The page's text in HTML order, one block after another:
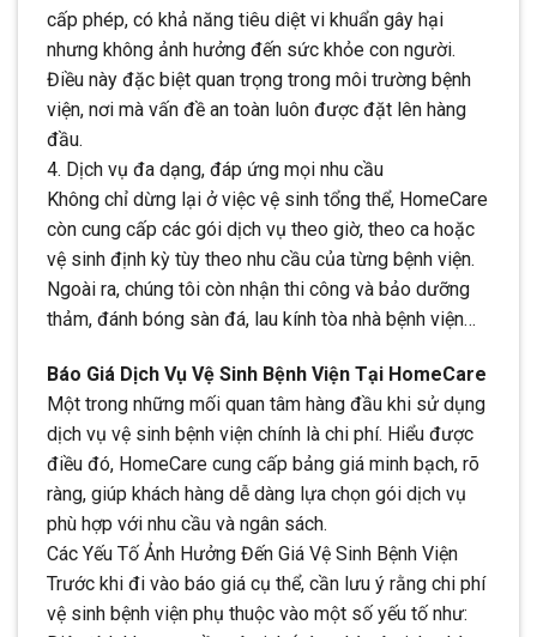
cấp phép, có khả năng tiêu diệt vi khuẩn gây hại
nhưng không ảnh hưởng đến sức khỏe con người.
Điều này đặc biệt quan trọng trong môi trường bệnh
viện, nơi mà vấn đề an toàn luôn được đặt lên hàng
đầu.
4. Dịch vụ đa dạng, đáp ứng mọi nhu cầu
Không chỉ dừng lại ở việc vệ sinh tổng thể, HomeCare
còn cung cấp các gói dịch vụ theo giờ, theo ca hoặc
vệ sinh định kỳ tùy theo nhu cầu của từng bệnh viện.
Ngoài ra, chúng tôi còn nhận thi công và bảo dưỡng
thảm, đánh bóng sàn đá, lau kính tòa nhà bệnh viện…
Báo Giá Dịch Vụ Vệ Sinh Bệnh Viện Tại HomeCare
Một trong những mối quan tâm hàng đầu khi sử dụng
dịch vụ vệ sinh bệnh viện chính là chi phí. Hiểu được
điều đó, HomeCare cung cấp bảng giá minh bạch, rõ
ràng, giúp khách hàng dễ dàng lựa chọn gói dịch vụ
phù hợp với nhu cầu và ngân sách.
Các Yếu Tố Ảnh Hưởng Đến Giá Vệ Sinh Bệnh Viện
Trước khi đi vào báo giá cụ thể, cần lưu ý rằng chi phí
vệ sinh bệnh viện phụ thuộc vào một số yếu tố như: